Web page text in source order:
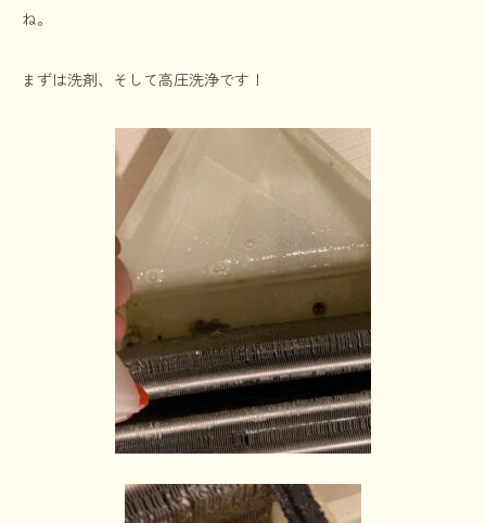
ね。
まずは洗剤、そして高圧洗浄です！